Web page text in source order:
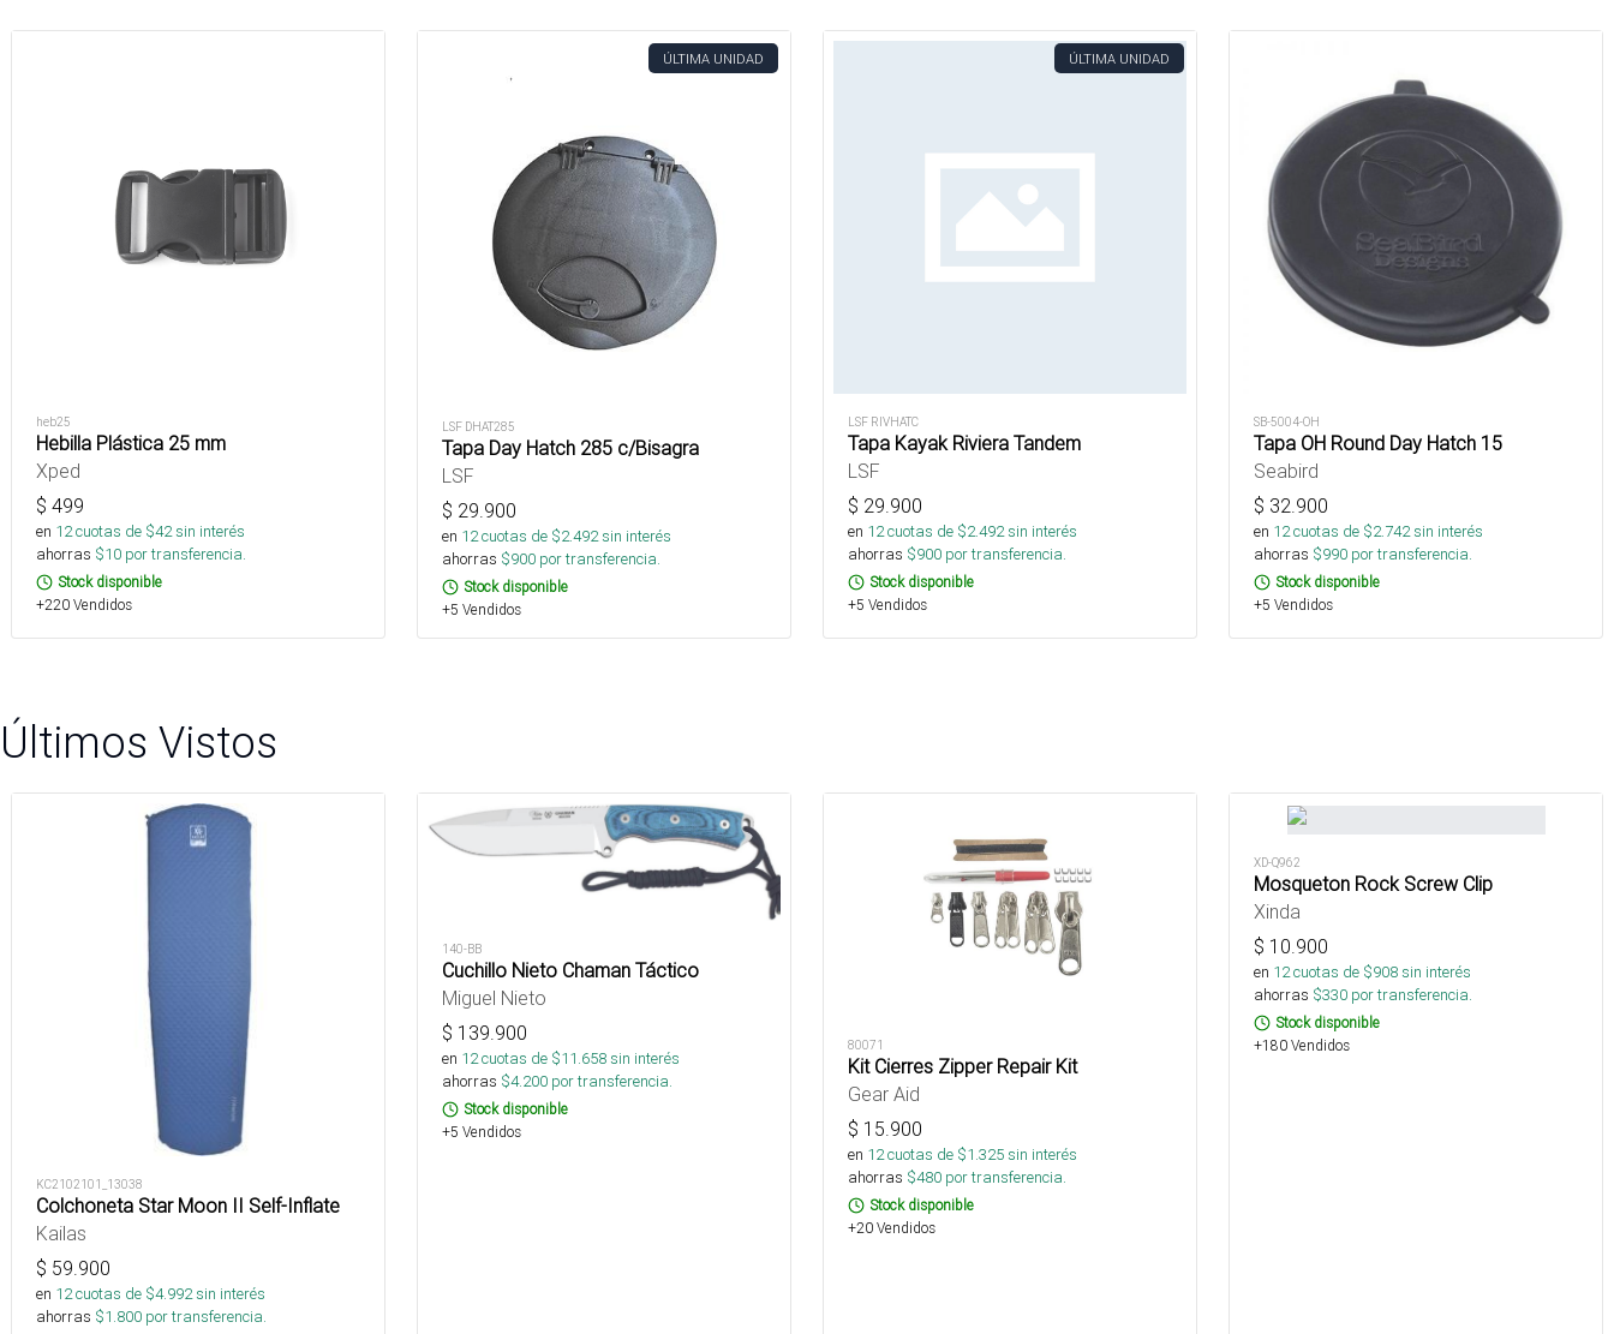
heb25
Hebilla Plástica 25 mm
Xped
$ 499
en 12cuotas de $42sin interés
ahorras $10 por transferencia.
Stock disponible
+220 Vendidos
ÚLTIMA UNIDAD
LSF DHAT285
Tapa Day Hatch 285 c/Bisagra
LSF
$ 29.900
en 12cuotas de $2.492sin interés
ahorras $900 por transferencia.
Stock disponible
+5 Vendidos
ÚLTIMA UNIDAD
LSF RIVHATC
Tapa Kayak Riviera Tandem
LSF
$ 29.900
en 12cuotas de $2.492sin interés
ahorras $900 por transferencia.
Stock disponible
+5 Vendidos
SB-5004-OH
Tapa OH Round Day Hatch 15
Seabird
$ 32.900
en 12cuotas de $2.742sin interés
ahorras $990 por transferencia.
Stock disponible
+5 Vendidos
Últimos Vistos
KC2102101_13038
Colchoneta Star Moon II Self-Inflate
Kailas
$ 59.900
en 12cuotas de $4.992sin interés
ahorras $1.800 por transferencia.
140-BB
Cuchillo Nieto Chaman Táctico
Miguel Nieto
$ 139.900
en 12cuotas de $11.658sin interés
ahorras $4.200 por transferencia.
Stock disponible
+5 Vendidos
80071
Kit Cierres Zipper Repair Kit
Gear Aid
$ 15.900
en 12cuotas de $1.325sin interés
ahorras $480 por transferencia.
Stock disponible
+20 Vendidos
XD-Q962
Mosqueton Rock Screw Clip
Xinda
$ 10.900
en 12cuotas de $908sin interés
ahorras $330 por transferencia.
Stock disponible
+180 Vendidos